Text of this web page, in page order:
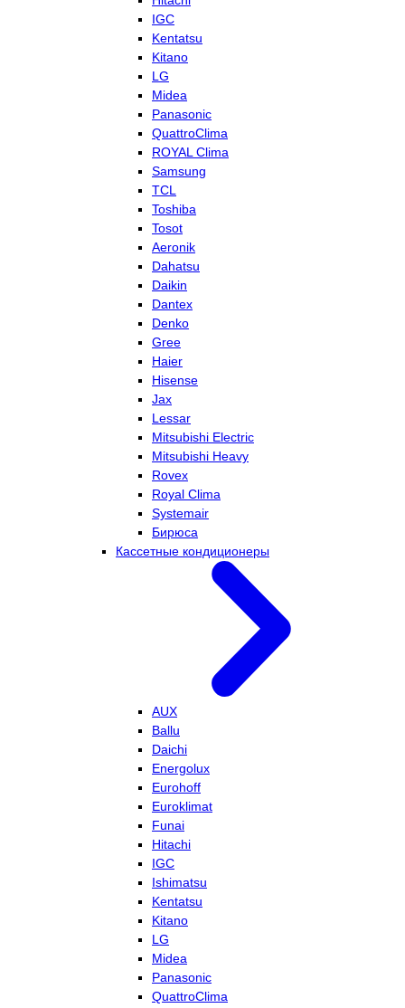
IGC
Kentatsu
Kitano
LG
Midea
Panasonic
QuattroClima
ROYAL Clima
Samsung
TCL
Toshiba
Tosot
Aeronik
Dahatsu
Daikin
Dantex
Denko
Gree
Haier
Hisense
Jax
Lessar
Mitsubishi Electric
Mitsubishi Heavy
Rovex
Royal Clima
Systemair
Бирюса
Кассетные кондиционеры
AUX
Ballu
Daichi
Energolux
Eurohoff
Euroklimat
Funai
Hitachi
IGC
Ishimatsu
Kentatsu
Kitano
LG
Midea
Panasonic
QuattroClima